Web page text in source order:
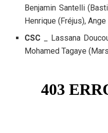
Benjamin Santelli
Henrique (Fréjus),
CSC _ Lassana
Mohamed Tagaye